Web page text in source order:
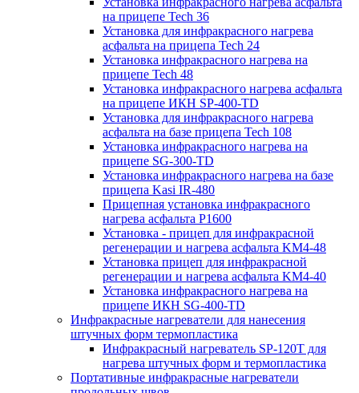
на прицепе Tech 36
Установка для инфракрасного нагрева
асфальта на прицепа Tech 24
Установка инфракрасного нагрева на
прицепе Tech 48
Установка инфракрасного нагрева асфальта
на прицепе ИКН SP-400-TD
Установка для инфракрасного нагрева
асфальта на базе прицепа Tech 108
Установка инфракрасного нагрева на
прицепе SG-300-TD
Установка инфракрасного нагрева на базе
прицепа Kasi IR-480
Прицепная установка инфракрасного
нагрева асфальта P1600
Установка - прицеп для инфракрасной
регенерации и нагрева асфальта KM4-48
Установка прицеп для инфракрасной
регенерации и нагрева асфальта KM4-40
Установка инфракрасного нагрева на
прицепе ИКН SG-400-TD
Инфракрасные нагреватели для нанесения
штучных форм термопластика
Инфракрасный нагреватель SP-120T для
нагрева штучных форм и термопластика
Портативные инфракрасные нагреватели